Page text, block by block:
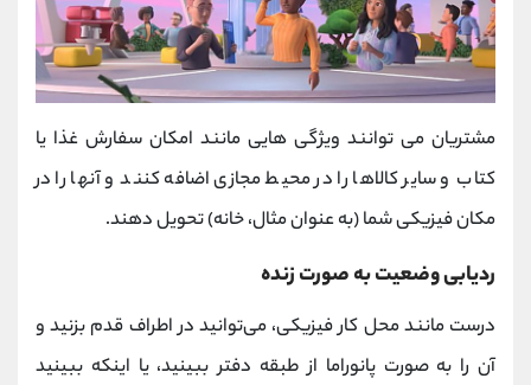
مشتریان می توانند ویژگی هایی مانند امکان سفارش غذا یا
کتاب و سایر کالاها را در محیط مجازی اضافه کنند و آنها را در
مکان فیزیکی شما (به عنوان مثال، خانه) تحویل دهند.
ردیابی وضعیت به صورت زنده
درست مانند محل کار فیزیکی، می‌توانید در اطراف قدم بزنید و
آن را به صورت پانوراما از طبقه دفتر ببینید، یا اینکه ببینید